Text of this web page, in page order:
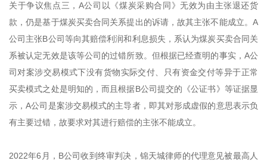
关于争议焦点三，A公司以《煤炭采购合同》无效为由主张退还货
款，仍是基于煤炭买卖合同关系提出的诉请，故其主张不能成立。A
公司主张B公司等向其赔偿利润和利息损失，系认为煤炭买卖合同关
系被认定无效是该等公司的过错所致。但根据已经查明的事实，A公
司对案涉交易模式下没有货物实际交付、只有资金交付等异于正常
买卖模式之处是明知的，而且根据B公司提交的《公证书》等证据显
示，A公司是案涉交易模式的主导者，即其对形成虚假的意思表示负
有主要过错，故要求对其进行赔偿的主张不能成立。
2022年6月，B公司收到终审判决，锦天城律师的代理意见被最高人